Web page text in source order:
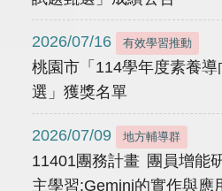
2026/07/16 有效學習推動
桃園市「114學年度素養
選」獲獎名單
2026/07/09 地方輔導群
11401團務計畫 團員增能
主學習:Gemini的實作與應